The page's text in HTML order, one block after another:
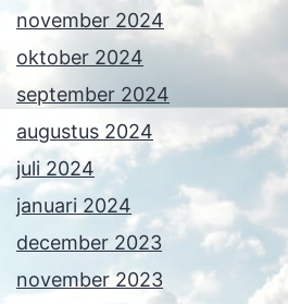
november 2024
oktober 2024
september 2024
augustus 2024
juli 2024
januari 2024
december 2023
november 2023